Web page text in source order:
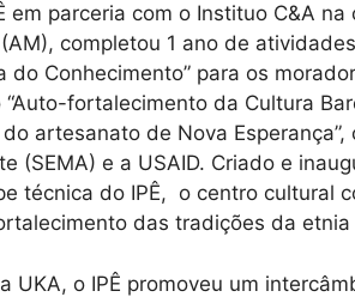
em parceria com o Instituo C&A
completou 1 ano de
do Conhecimento” para os
fortalecimento da Cultura
artesanato de Nova Esperança”,
(SEMA) e a USAID. Criado e
técnica do IPÊ, o centro cultural
das tradições da etnia
UKA, o IPÊ promoveu um